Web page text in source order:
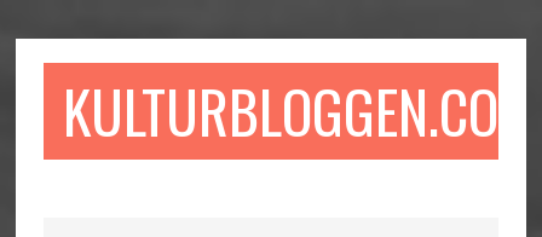
till
till
sidofältet
till
KULTURBLOGGEN.COM